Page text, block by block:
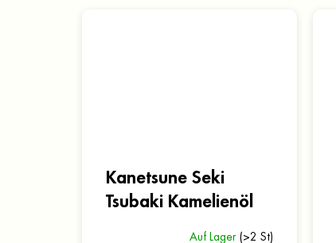
Kanetsune Seki
Tsubaki Kamelienöl
Auf Lager (>2 St)